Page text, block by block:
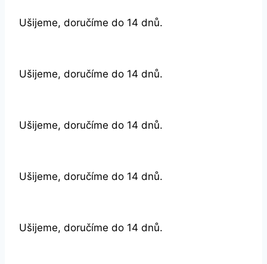
Ušijeme, doručíme do 14 dnů.
Ušijeme, doručíme do 14 dnů.
Ušijeme, doručíme do 14 dnů.
Ušijeme, doručíme do 14 dnů.
Ušijeme, doručíme do 14 dnů.